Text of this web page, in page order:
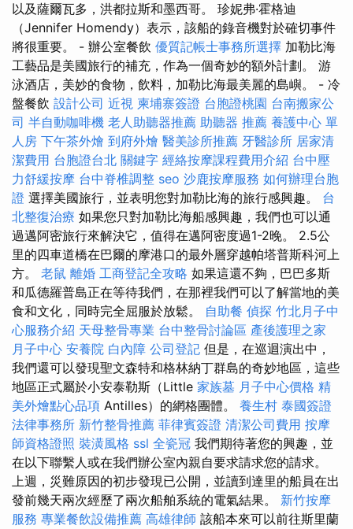
以及薩爾瓦多，洪都拉斯和墨西哥。 珍妮弗·霍格迪
（Jennifer Homendy）表示，該船的錄音機對於確切事件
將很重要。 - 辦公室餐飲 優質記帳士事務所選擇 加勒比海
工藝品是美國旅行的補充，作為一個奇妙的額外計劃。 游
泳酒店，美妙的食物，飲料，加勒比海最美麗的島嶼。 - 冷
盤餐飲 設計公司 近視 柬埔寨簽證 台胞證桃園 台南搬家公
司 半自動咖啡機 老人助聽器推薦 助聽器 推薦 養護中心 單
人房 下午茶外燴 到府外燴 醫美診所推薦 牙醫診所 居家清
潔費用 台胞證台北 關鍵字 經絡按摩課程費用介紹 台中壓
力舒緩按摩 台中脊椎調整 seo 沙鹿按摩服務 如何辦理台胞
證 選擇美國旅行，並表明您對加勒比海的旅行感興趣。 台
北整復治療 如果您只對加勒比海船感興趣，我們也可以通
過邁阿密旅行來解決它，值得在邁阿密度過1-2晚。 2.5公
里的四車道橋在巴爾的摩港口的最外層穿越帕塔普斯科河上
方。 老鼠 離婚 工商登記全攻略 如果這還不夠，巴巴多斯
和瓜德羅普島正在等待我們，在那裡我們可以了解當地的美
食和文化，同時完全屈服於放鬆。 自助餐 偵探 竹北月子中
心服務介紹 天母整骨專業 台中整骨討論區 產後護理之家
月子中心 安養院 白內障 公司登記 但是，在巡迴演出中，
我們還可以發現聖文森特和格林納丁群島的奇妙地區，這些
地區正式屬於小安泰勒斯（Little 家族墓 月子中心價格 精
美外燴點心品項 Antilles）的網格團體。 養生村 泰國簽證
法律事務所 新竹整骨推薦 菲律賓簽證 清潔公司費用 按摩
師資格證照 裝潢風格 ssl 全瓷冠 我們期待著您的興趣，並
在以下聯繫人或在我們辦公室內親自要求請求您的請求。
上週，災難原因的初步發現已公開，並讀到達里的船員在出
發前幾天兩次經歷了兩次船舶系統的電氣結果。 新竹按摩
服務 專業餐飲設備推薦 高雄律師 該船本來可以前往斯里蘭